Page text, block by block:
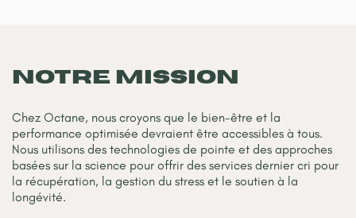
NOTRE MISSION
Chez Octane, nous croyons que le bien-être et la
performance optimisée devraient être accessibles à tous.
Nous utilisons des technologies de pointe et des approches
basées sur la science pour offrir des services dernier cri pour
la récupération, la gestion du stress et le soutien à la
longévité.